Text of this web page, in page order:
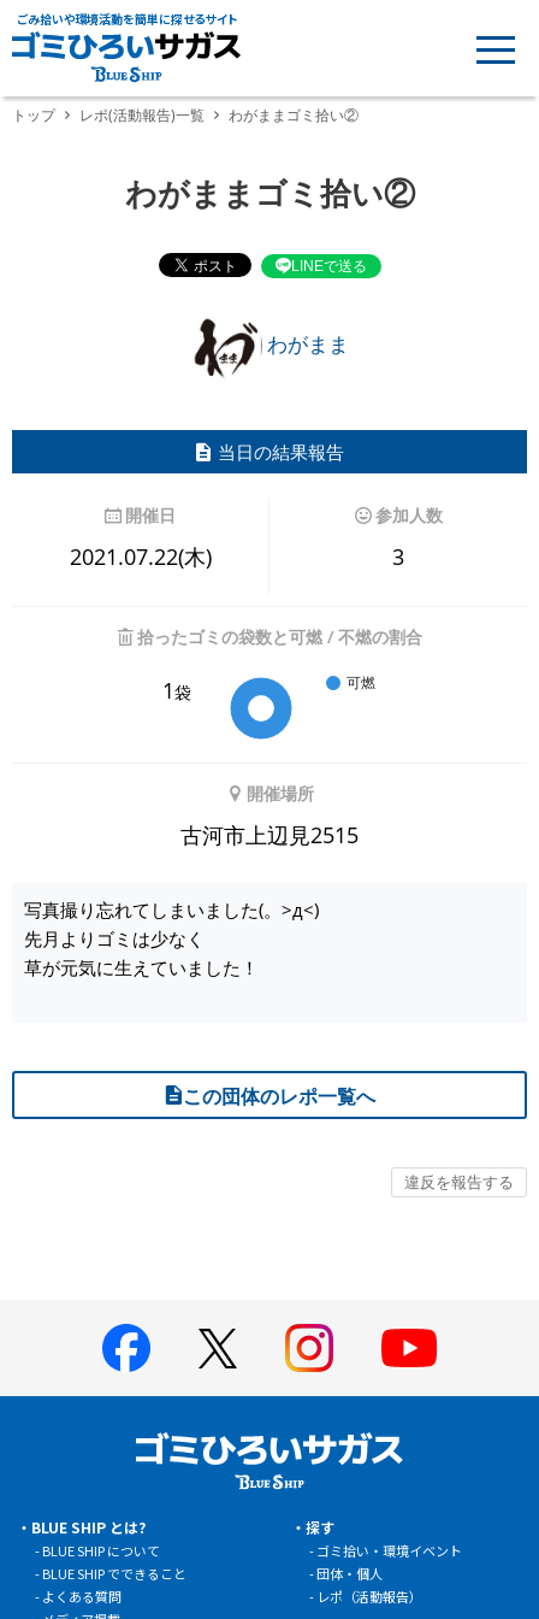
ごみ拾いや環境活動を簡単に探せるサイト
トップ レポ(活動報告)一覧 わがままゴミ拾い②
わがままゴミ拾い②
LINEで送る
わがまま
当日の結果報告
開催日
2021.07.22(木)
参加人数
3
拾ったゴミの袋数と可燃 / 不燃の割合
1袋 可燃
開催場所
古河市上辺見2515
写真撮り忘れてしまいました(。>д<)
先月よりゴミは少なく
草が元気に生えていました！
この団体のレポ一覧へ
BLUE SHIP とは?
BLUE SHIP について
BLUE SHIP でできること
よくある質問
探す
ゴミ拾い・環境イベント
団体・個人
レポ（活動報告）